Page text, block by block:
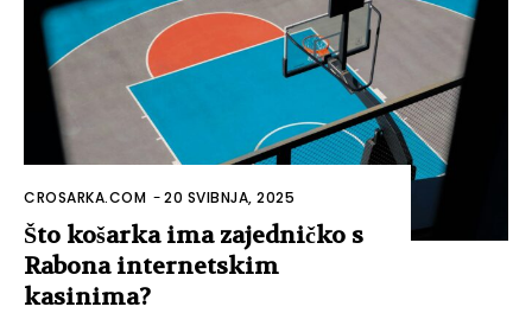
CROSARKA.COM -20 SVIBNJA, 2025
Što košarka ima zajedničko s
Rabona internetskim
kasinima?